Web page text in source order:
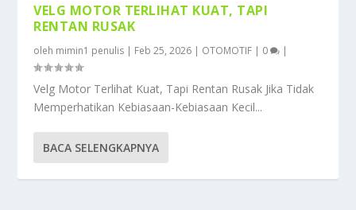
VELG MOTOR TERLIHAT KUAT, TAPI
RENTAN RUSAK
oleh mimin1 penulis | Feb 25, 2026 | OTOMOTIF | 0 |
Velg Motor Terlihat Kuat, Tapi Rentan Rusak Jika Tidak
Memperhatikan Kebiasaan-Kebiasaan Kecil...
BACA SELENGKAPNYA